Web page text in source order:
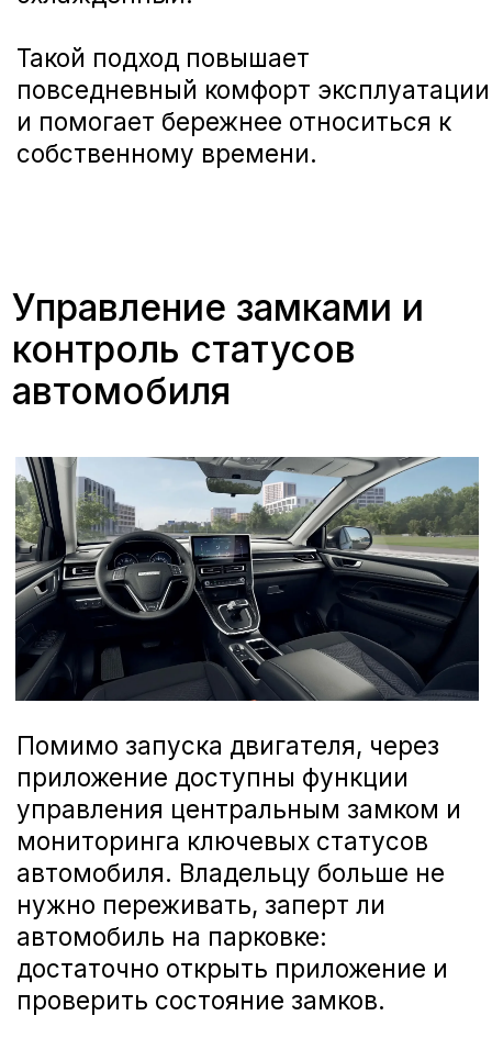
ограниченного периода. Часть
функций (в том числе управление
центральным замком и мониторинг
основных статусов) доступна
бесплатно до 3 лет с момента
территории России.
Расширенные функции
дистанционного управления,
включая запуск двигателя и
климат‑контроль, предоставляются
без доплаты в течение 3 месяцев.
Передача данных для работы
сервисов ограничена пакетом
объёмом 100 МБ в месяц, чего
достаточно для штатного
Условия подключения
и период бесплатного
использования
Расширение цифровых
возможностей HAVAL M6
подчёркивает стремление бренда
развивать автомобили не только
конструктивно и технически, но и в
сфере подключённых сервисов.
Телематика и управление через
смартфон делают кроссовер более
Цифровой M6: шаг к
умному автомобилю